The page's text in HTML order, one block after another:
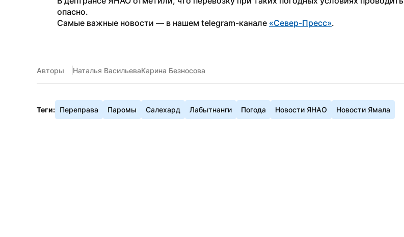
опасно.
Самые важные новости — в нашем telegram-канале «Север-Пресс».
Авторы Наталья ВасильеваКарина Безносова
Теги: Переправа Паромы Салехард Лабытнанги Погода Новости ЯНАО Новости Ямала